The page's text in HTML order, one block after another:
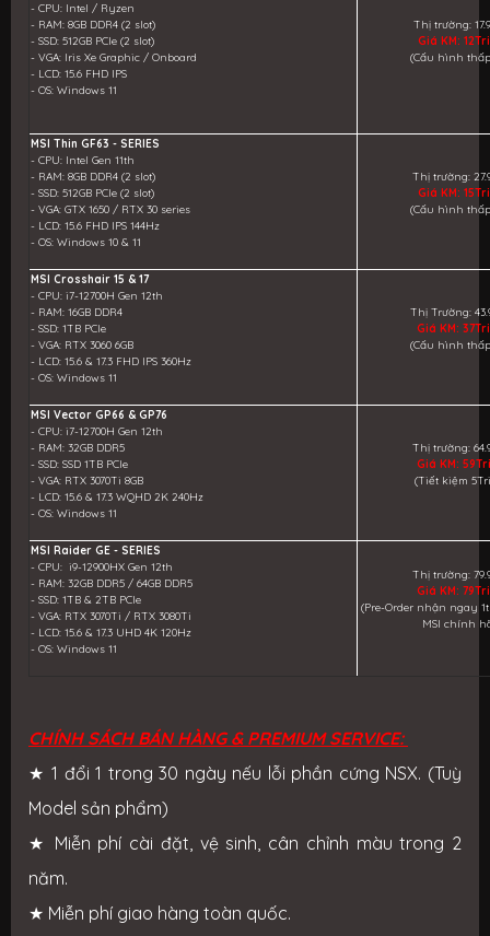
- CPU: Intel / Ryzen
- RAM: 8GB DDR4 (2 slot)
- SSD: 512GB PCIe (2 slot)
- VGA: Iris Xe Graphic / Onboard
- LCD: 15.6 FHD IPS
- OS: Windows 11
Thị trường:
Giá KM:
(Cấu hình
MSI Thin GF63 - SERIES
- CPU: Intel Gen 11th
- RAM: 8GB DDR4 (2 slot)
- SSD: 512GB PCIe (2 slot)
- VGA: GTX 1650 / RTX 30 series
- LCD: 15.6 FHD IPS 144Hz
- OS: Windows 10 & 11
Thị trường:
Giá KM:
(Cấu hình
MSI Crosshair 15 & 17
- CPU: i7-12700H Gen 12th
- RAM: 16GB DDR4
- SSD: 1TB PCle
- VGA: RTX 3060 6GB
- LCD: 15.6 & 17.3 FHD IPS 360Hz
- OS: Windows 11
Thị Trường:
Giá KM:
(Cấu hình
MSI Vector GP66 & GP76
- CPU: i7-12700H Gen 12th
- RAM: 32GB DDR5
- SSD: SSD 1TB PCle
- VGA: RTX 3070Ti 8GB
- LCD: 15.6 & 17.3 WQHD 2K 240Hz
- OS: Windows 11
Thị trường:
Giá KM:
(Tiết kiệm
MSI Raider GE - SERIES
- CPU: i9-12900HX Gen 12th
- RAM: 32GB DDR5 / 64GB DDR5
- SSD: 1TB & 2TB PCIe
- VGA: RTX 3070Ti / RTX 3080Ti
- LCD: 15.6 & 17.3 UHD 4K 120Hz
- OS: Windows 11
Thị trường:
Giá KM:
(Pre-Order nhận ngay
MSI chính
CHÍNH SÁCH BÁN HÀNG & PREMIUM SERVICE:
★ 1 đổi 1 trong 30 ngày nếu lỗi phần cứng NSX. (Tuỳ
Model sản phẩm)
★ Miễn phí cài đặt, vệ sinh, cân chỉnh màu trong 2
năm.
★ Miễn phí giao hàng toàn quốc.